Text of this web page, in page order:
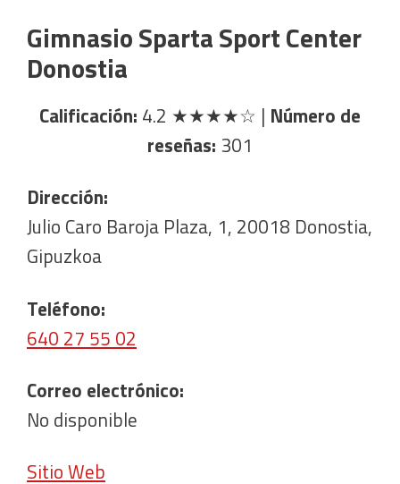
Gimnasio Sparta Sport Center
Donostia
Calificación: 4.2 ★★★★☆ | Número de
reseñas: 301
Dirección:
Julio Caro Baroja Plaza, 1, 20018 Donostia,
Gipuzkoa
Teléfono:
640 27 55 02
Correo electrónico:
No disponible
Sitio Web